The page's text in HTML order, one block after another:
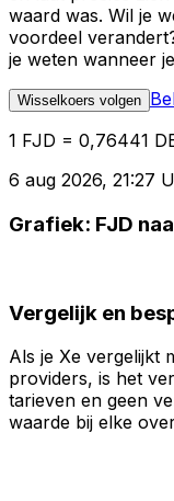
waard was. Wil je
voordeel
je weten wanneer
Wisselkoers volgen
1 FJD = 0,76441
6 aug 2026, 21:27
Grafiek: FJD
Vergelijk en
Als je Xe vergelijkt
providers, is het
tarieven en geen
waarde bij elke